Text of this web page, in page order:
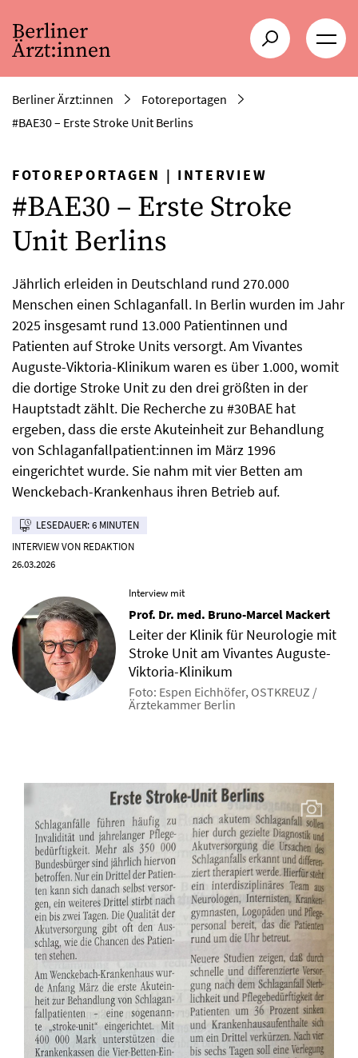
Berliner Ärzt:innen
Fotoreportagen
#BAE30 – Erste Stroke Unit Berlins
FOTOREPORTAGEN | INTERVIEW
#BAE30 – Erste Stroke
Unit Berlins
Jährlich erleiden in Deutschland rund 270.000
Menschen einen Schlaganfall. In Berlin wurden im Jahr
2025 insgesamt rund 13.000 Patientinnen und
Patienten auf Stroke Units versorgt. Am Vivantes
Auguste-Viktoria-Klinikum waren es über 1.000, womit
die dortige Stroke Unit zu den drei größten in der
Hauptstadt zählt. Die Recherche zu #30BAE hat
ergeben, dass die erste Akuteinheit zur Behandlung
von Schlaganfallpatient:innen im März 1996
eingerichtet wurde. Sie nahm mit vier Betten am
Wenckebach-Krankenhaus ihren Betrieb auf.
LESEDAUER: 6 MINUTEN
INTERVIEW VON REDAKTION
26.03.2026
Interview mit
Prof. Dr. med. Bruno-Marcel Mackert
Leiter der Klinik für Neurologie mit
Stroke Unit am Vivantes Auguste-
Viktoria-Klinikum
Foto: Espen Eichhöfer, OSTKREUZ /
Ärztekammer Berlin